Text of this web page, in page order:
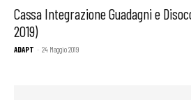
Cassa Integrazione Guadagni e
2019)
ADAPT - 24 Maggio 2019